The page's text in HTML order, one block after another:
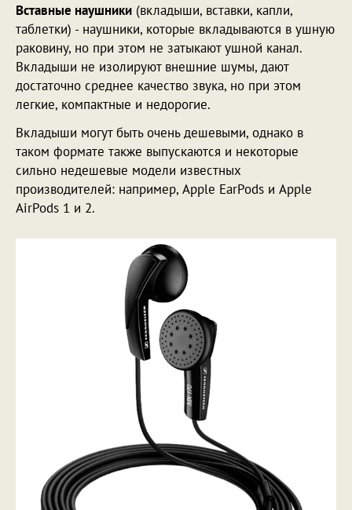
Вставные наушники (вкладыши, вставки, капли,
таблетки) - наушники, которые вкладываются в ушную
раковину, но при этом не затыкают ушной канал.
Вкладыши не изолируют внешние шумы, дают
достаточно среднее качество звука, но при этом
легкие, компактные и недорогие.
Вкладыши могут быть очень дешевыми, однако в
таком формате также выпускаются и некоторые
сильно недешевые модели известных
производителей: например, Apple EarPods и Apple
AirPods 1 и 2.